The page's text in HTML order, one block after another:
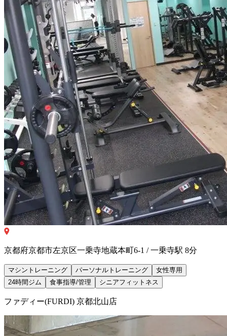
京都府京都市左京区一乗寺地蔵本町6-1 / 一乗寺駅 8分
マシントレーニング パーソナルトレーニング
女性専用
24時間ジム
食事指導/管理 シニアフィットネス
ファディー(FURDI) 京都北山店